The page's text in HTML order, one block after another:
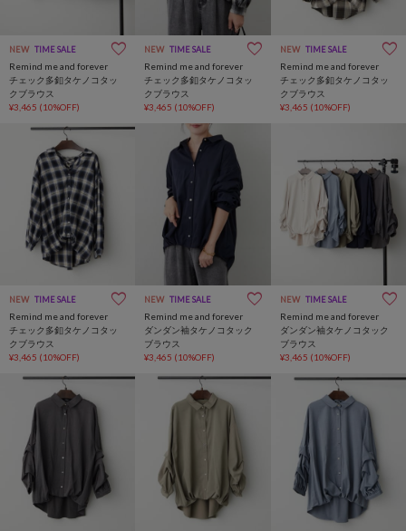
NEW TIME SALE
Remind me and forever
チェック多釦タケノコタッ
クブラウス
¥3,465 (10%OFF)
NEW TIME SALE
Remind me and forever
チェック多釦タケノコタッ
クブラウス
¥3,465 (10%OFF)
NEW TIME SALE
Remind me and forever
チェック多釦タケノコタッ
クブラウス
¥3,465 (10%OFF)
NEW TIME SALE
Remind me and forever
チェック多釦タケノコタッ
クブラウス
¥3,465 (10%OFF)
NEW TIME SALE
Remind me and forever
ダンダン袖タケノコタック
ブラウス
¥3,465 (10%OFF)
NEW TIME SALE
Remind me and forever
ダンダン袖タケノコタック
ブラウス
¥3,465 (10%OFF)